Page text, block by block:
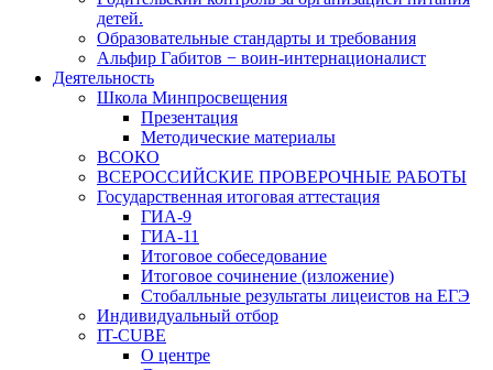
детей.
Образовательные стандарты и требования
Альфир Габитов − воин-интернационалист
Деятельность
Школа Минпросвещения
Презентация
Методические материалы
ВСОКО
ВСЕРОССИЙСКИЕ ПРОВЕРОЧНЫЕ РАБОТЫ
Государственная итоговая аттестация
ГИА-9
ГИА-11
Итоговое собеседование
Итоговое сочинение (изложение)
Стобалльные результаты лицеистов на ЕГЭ
Индивидуальный отбор
IT-CUBE
О центре